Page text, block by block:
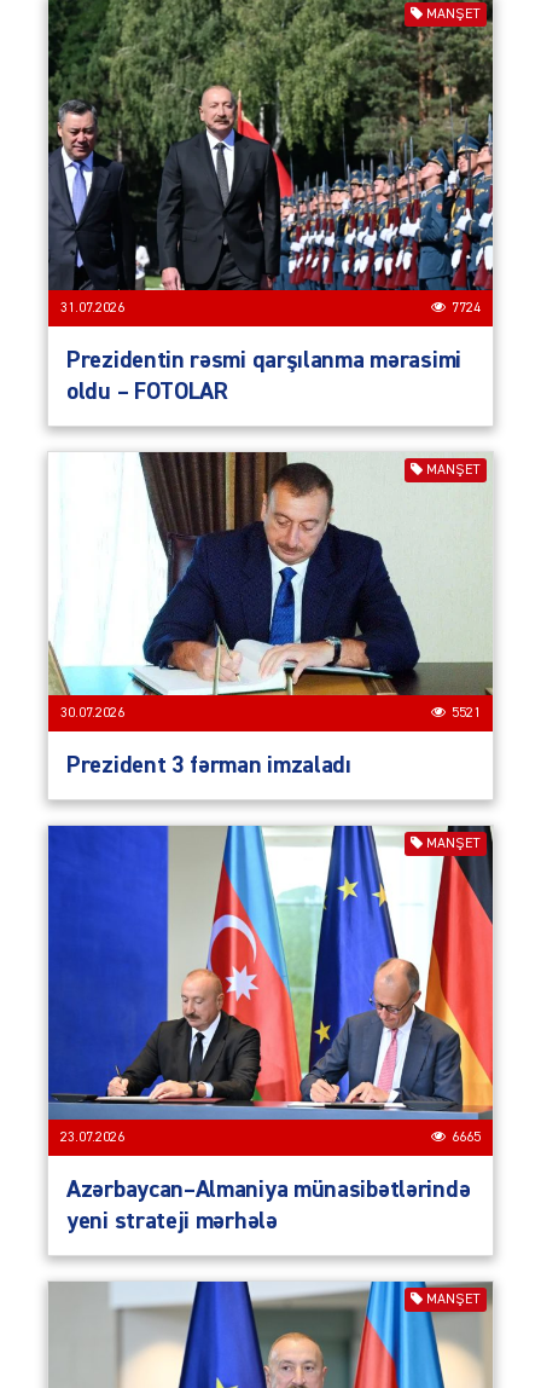
MANŞET
31.07.2026 7724
Prezidentin rəsmi qarşılanma mərasimi
oldu – FOTOLAR
MANŞET
30.07.2026 5521
Prezident 3 fərman imzaladı
MANŞET
23.07.2026 6665
Azərbaycan–Almaniya münasibətlərində
yeni strateji mərhələ
MANŞET